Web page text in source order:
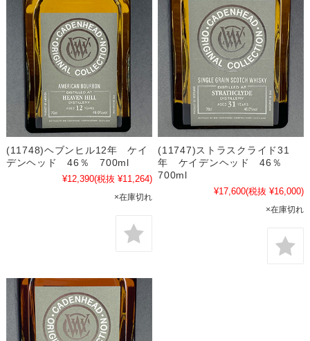
(11748)ヘブンヒル12年 ケイ
デンヘッド 46％ 700ml
¥12,390(税抜 ¥11,264)
×在庫切れ
(11747)ストラスクライド31
年 ケイデンヘッド 46％
700ml
¥17,600(税抜 ¥16,000)
×在庫切れ